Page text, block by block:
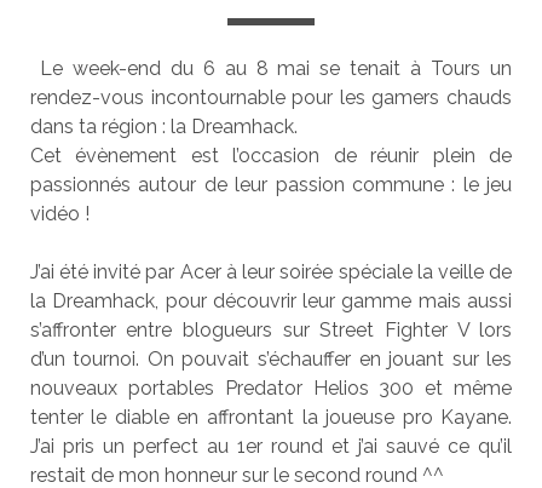
Le week-end du 6 au 8 mai se tenait à Tours un
rendez-vous incontournable pour les gamers chauds
dans ta région : la Dreamhack.
Cet évènement est l’occasion de réunir plein de
passionnés autour de leur passion commune : le jeu
vidéo !
J’ai été invité par Acer à leur soirée spéciale la veille de
la Dreamhack, pour découvrir leur gamme mais aussi
s’affronter entre blogueurs sur Street Fighter V lors
d’un tournoi. On pouvait s’échauffer en jouant sur les
nouveaux portables Predator Helios 300 et même
tenter le diable en affrontant la joueuse pro Kayane.
J’ai pris un perfect au 1er round et j’ai sauvé ce qu’il
restait de mon honneur sur le second round ^^